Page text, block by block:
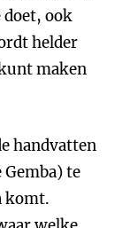
doet, ook
helder
maken
handvatten
te
komt.